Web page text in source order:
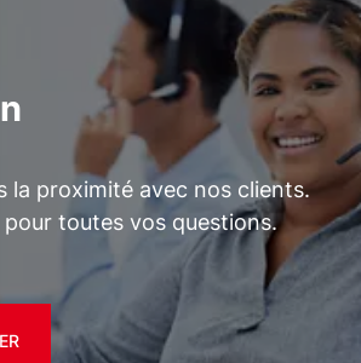
la proximité avec nos clients.
toutes vos questions.